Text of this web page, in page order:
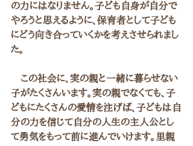
の力にはなりません。子ども自身が自分で
やろうと思えるように、保育者として子ども
にどう向き合っていくかを考えさせられまし
た。
この社会に、実の親と一緒に暮らせない
子がたくさんいます。実の親でなくても、子
どもにたくさんの愛情を注げば、子どもは自
分の力を信じて自分の人生の主人公とし
て勇気をもって前に進んでいけます。里親